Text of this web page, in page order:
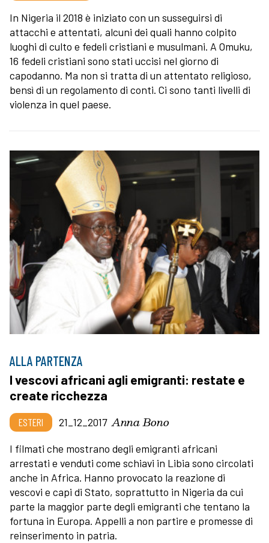
In Nigeria il 2018 è iniziato con un susseguirsi di
attacchi e attentati, alcuni dei quali hanno colpito
luoghi di culto e fedeli cristiani e musulmani. A Omuku,
16 fedeli cristiani sono stati uccisi nel giorno di
capodanno. Ma non si tratta di un attentato religioso,
bensì di un regolamento di conti. Ci sono tanti livelli di
violenza in quel paese.
ALLA PARTENZA
I vescovi africani agli emigranti: restate e
create ricchezza
ESTERI 21_12_2017 Anna Bono
I filmati che mostrano degli emigranti africani
arrestati e venduti come schiavi in Libia sono circolati
anche in Africa. Hanno provocato la reazione di
vescovi e capi di Stato, soprattutto in Nigeria da cui
parte la maggior parte degli emigranti che tentano la
fortuna in Europa. Appelli a non partire e promesse di
reinserimento in patria.